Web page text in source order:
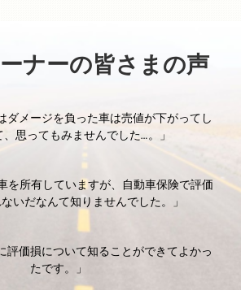
ナーの皆さまの声
ダメージを負った車は売値が下がってし
、思ってもみませんでした…。」
を所有していますが、自動車保険で評価
いだなんて知りませんでした。」
評価損について知ることができてよかっ
たです。」